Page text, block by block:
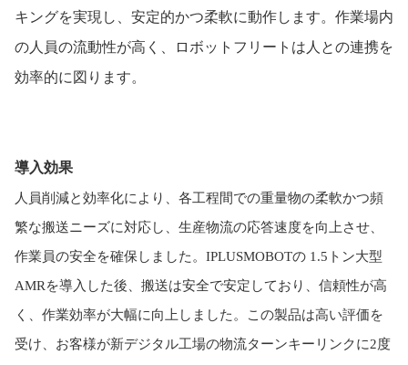
キングを実現し、安定的かつ柔軟に動作します。作業場内
の人員の流動性が高く、ロボットフリートは人との連携を
効率的に図ります。
導入効果
人員削減と効率化により、各工程間での重量物の柔軟かつ頻
繁な搬送ニーズに対応し、生産物流の応答速度を向上させ、
作業員の安全を確保しました。 IPLUSMOBOTの 1.5 トン大型
AMRを導入した後、搬送は安全で安定しており、信頼性が高
く、作業効率が大幅に向上しました。この製品は高い評価を
受け、お客様が新デジタル工場の物流ターンキーリンクに2度